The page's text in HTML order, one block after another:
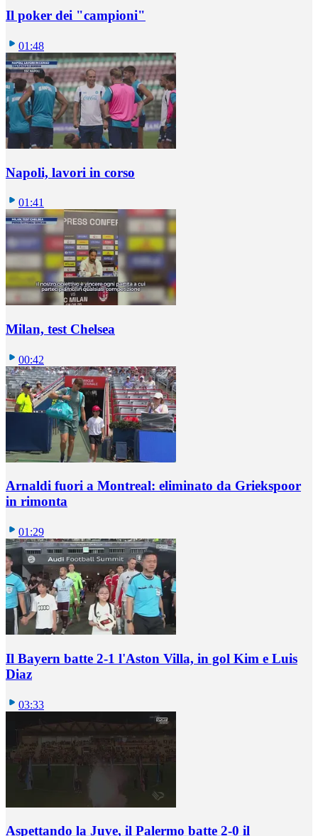
Il poker dei "campioni"
01:48
Napoli, lavori in corso
01:41
Milan, test Chelsea
00:42
Arnaldi fuori a Montreal: eliminato da Griekspoor
in rimonta
01:29
Il Bayern batte 2-1 l'Aston Villa, in gol Kim e Luis
Diaz
03:33
Aspettando la Juve, il Palermo batte 2-0 il